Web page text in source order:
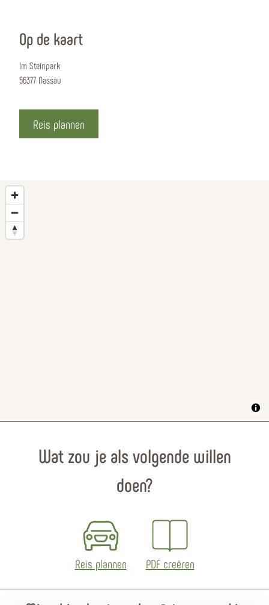
Op de kaart
Im Steinpark
56377 Nassau
Reis plannen
Wat zou je als volgende willen
doen?
Reis plannen PDF creëren